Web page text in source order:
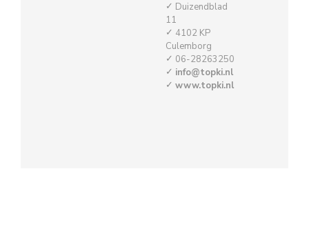
Duizendblad
11
4102 KP
Culemborg
06-28263250
info@topki.nl
www.topki.nl